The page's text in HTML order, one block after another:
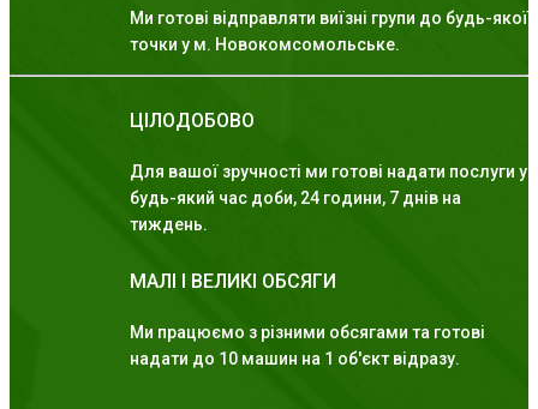
Ми готові відправляти виїзні групи до будь-якої
точки у м. Новокомсомольське.
ЦІЛОДОБОВО
Для вашої зручності ми готові надати послуги у
будь-який час доби, 24 години, 7 днів на
тиждень.
МАЛІ І ВЕЛИКІ ОБСЯГИ
Ми працюємо з різними обсягами та готові
надати до 10 машин на 1 об'єкт відразу.